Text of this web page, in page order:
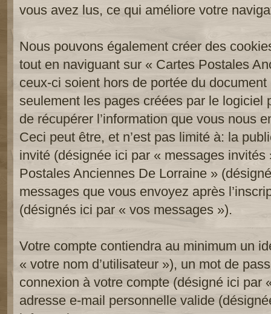
vous avez lus, ce qui améliore votre
Nous pouvons également créer des
tout en naviguant sur « Cartes Postales
ceux-ci soient hors de portée du
seulement les pages créées par le logiciel
de récupérer l’information que vous nous
Ceci peut être, et n’est pas limité à: la
invité (désignée ici par « messages invités
Postales Anciennes De Lorraine »
messages que vous envoyez après
(désignés ici par « vos messages »).
Votre compte contiendra au minimum un
« votre nom d’utilisateur »), un mot de
connexion à votre compte (désigné ici par
adresse e-mail personnelle valide